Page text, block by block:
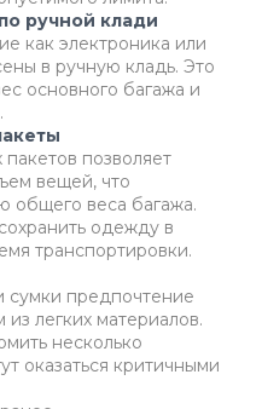
ручной клади
как электроника или
в ручную кладь. Это
основного багажа и
позволяет
вещей, что
общего веса багажа.
одежду в
транспортировки.
предпочтение
легких материалов.
несколько
оказаться критичными